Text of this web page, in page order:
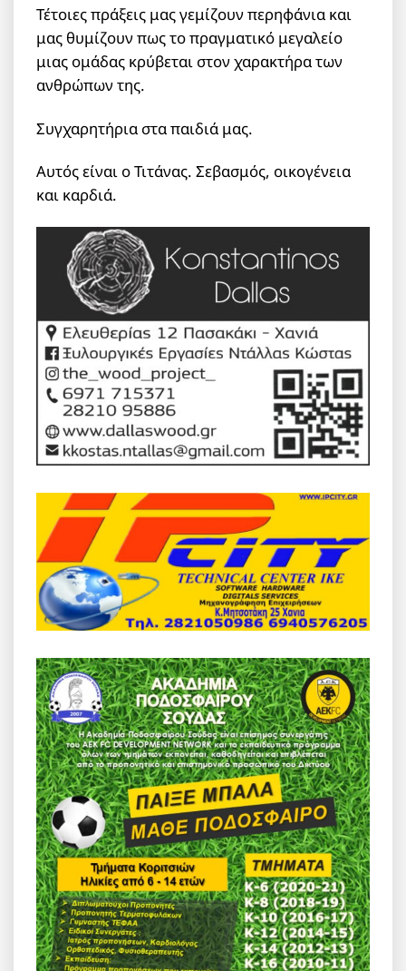
Τέτοιες πράξεις μας γεμίζουν περηφάνια και
μας θυμίζουν πως το πραγματικό μεγαλείο
μιας ομάδας κρύβεται στον χαρακτήρα των
ανθρώπων της.
Συγχαρητήρια στα παιδιά μας.
Αυτός είναι ο Τιτάνας. Σεβασμός, οικογένεια
και καρδιά.